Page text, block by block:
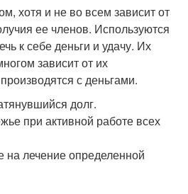
хотя и не во всем зависит от
ее членов. Используются
к себе деньги и удачу. Их
зависит от их
с деньгами.
долг.
при активной работе всех
лечение определенной